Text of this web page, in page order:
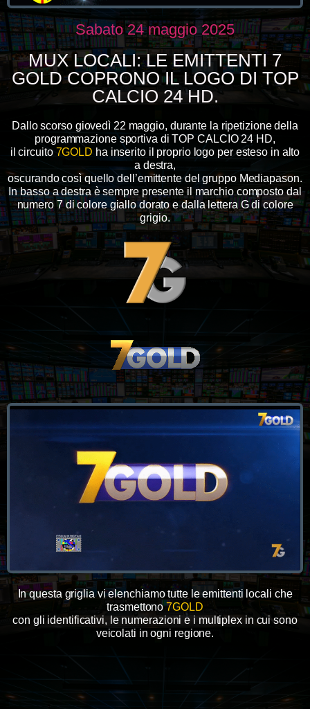
Sabato 24 maggio 2025
MUX LOCALI: LE EMITTENTI 7
GOLD COPRONO IL LOGO DI TOP
CALCIO 24 HD.
Dallo scorso giovedì 22 maggio, durante la ripetizione della
programmazione sportiva di TOP CALCIO 24 HD,
il circuito 7GOLD ha inserito il proprio logo per esteso in alto
a destra,
oscurando così quello dell’emittente del gruppo Mediapason.
In basso a destra è sempre presente il marchio composto dal
numero 7 di colore giallo dorato e dalla lettera G di colore
grigio.
In questa griglia vi elenchiamo tutte le emittenti locali che
trasmettono7GOLD
con gli identificativi, le numerazioni e i multiplex in cui sono
veicolati in ogni regione.